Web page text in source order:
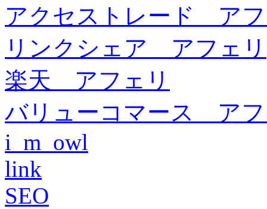
アクセストレード ア
リンクシェア アフェリ
楽天 アフェリ
バリューコマース ア
i_m_owl
link
SEO